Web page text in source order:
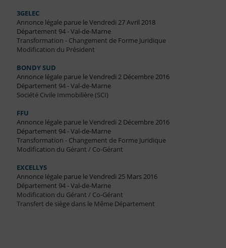
3GELEC
Annonce légale parue le Vendredi 27 Avril 2018
Département 94 - Val-de-Marne
Transformation - Changement de Forme Juridique
Modification du Président
BONDY SUD
Annonce légale parue le Vendredi 2 Décembre 2016
Département 94 - Val-de-Marne
Société Civile Immobilière (SCI)
FFU
Annonce légale parue le Vendredi 2 Décembre 2016
Département 94 - Val-de-Marne
Transformation - Changement de Forme Juridique
Modification du Gérant / Co-Gérant
EXCELLYS
Annonce légale parue le Vendredi 25 Mars 2016
Département 94 - Val-de-Marne
Modification du Gérant / Co-Gérant
Transfert de siège dans le Même Département